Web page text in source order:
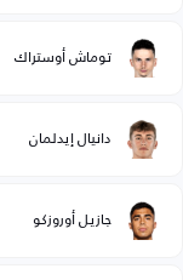
توماش أوستراك
دانيال إيدلمان
جازيل أوروزكو